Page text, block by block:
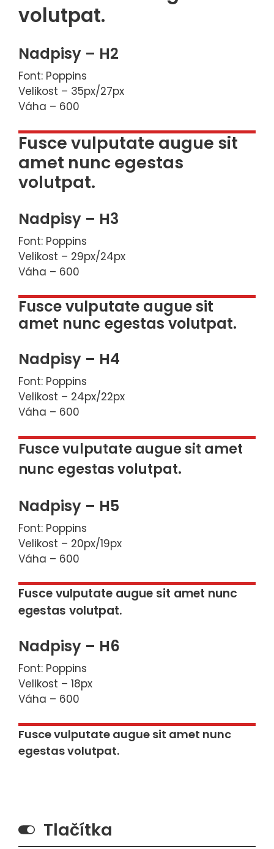
volutpat.
Nadpisy – H2
Font: Poppins
Velikost – 35px/27px
Váha – 600
Fusce vulputate augue sit
amet nunc egestas
volutpat.
Nadpisy – H3
Font: Poppins
Velikost – 29px/24px
Váha – 600
Fusce vulputate augue sit
amet nunc egestas volutpat.
Nadpisy – H4
Font: Poppins
Velikost – 24px/22px
Váha – 600
Fusce vulputate augue sit amet
nunc egestas volutpat.
Nadpisy – H5
Font: Poppins
Velikost – 20px/19px
Váha – 600
Fusce vulputate augue sit amet nunc
egestas volutpat.
Nadpisy – H6
Font: Poppins
Velikost – 18px
Váha – 600
Fusce vulputate augue sit amet nunc
egestas volutpat.
Tlačítka